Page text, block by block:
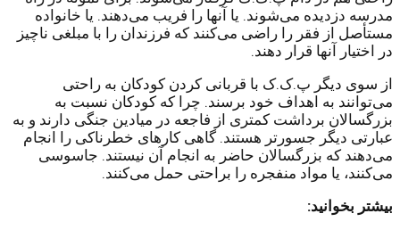
مدرسه دزدیده می‌شوند. یا آنها را فریب می‌دهند. یا خانواده
مستأصل از فقر را راضی می‌کنند که فرزندان را با مبلغی ناچیز
در اختیار آنها قرار دهند.
از سوی دیگر پ.ک.ک با قربانی کردن کودکان به راحتی
می‌توانند به اهداف خود برسند. چرا که کودکان نسبت به
بزرگسالان برداشت کمتری از فاجعه در میادین جنگی دارند و به
عبارتی دیگر جسورتر هستند. گاهی کارهای خطرناکی را انجام
می‌دهند که بزرگسالان حاضر به انجام آن نیستند. جاسوسی
می‌کنند، یا مواد منفجره را براحتی حمل می‌کنند.
بیشتر بخوانید: